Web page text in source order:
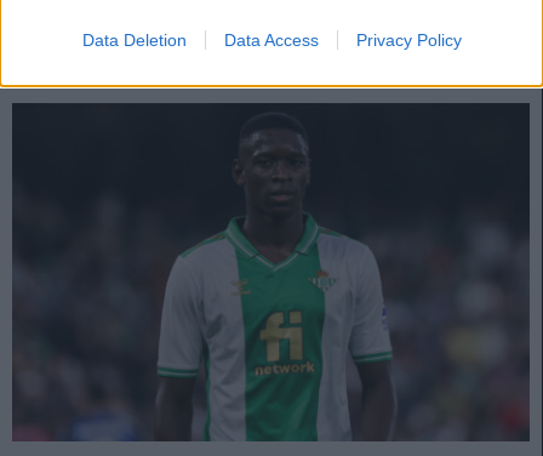
Data Deletion Data Access Privacy Policy